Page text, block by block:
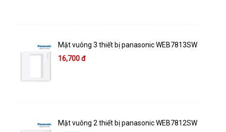
Mặt vuông 3 thiết bị panasonic WEB7813SW
16,700 đ
Mặt vuông 2 thiết bị panasonic WEB7812SW